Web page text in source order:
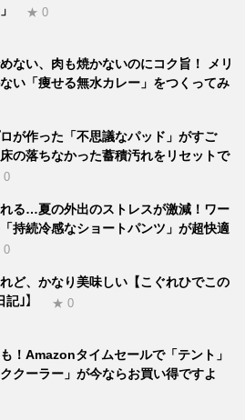
★ 0
ない、肉も焼かないのにコク旨！ メリ
い「痩せる無水カレー」をつくってみ
が作った「不思議なパッド」がすご
の落ちなかった蓄積汚れをリセットで
る…夏の外出のストレスが激減！ワー
持続冷感なショートパンツ」が超快適
ど、かなり美味しい【こぐれひでこの
｣】
★ 0
！Amazonタイムセールで「テント」
クーラー」が今ならお買い得ですよ